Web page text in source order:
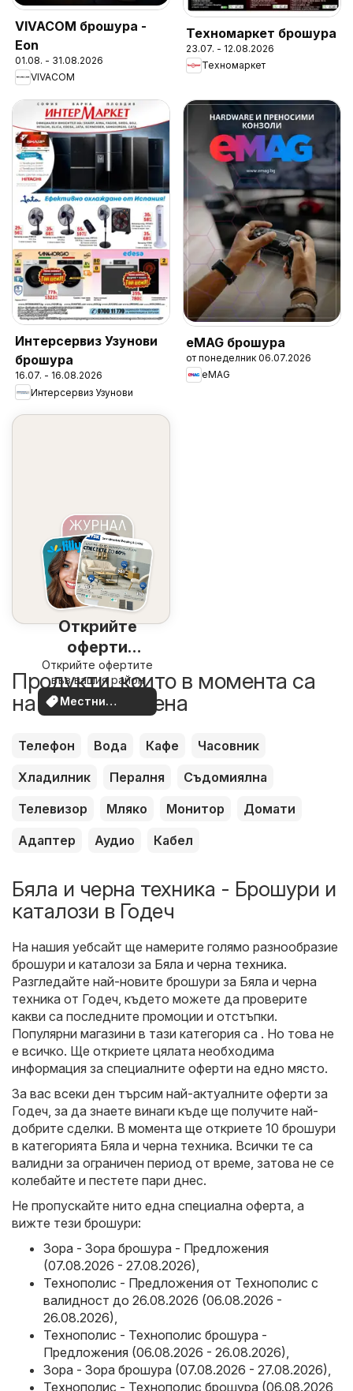
VIVACOM брошура -
Eon
01.08. - 31.08.2026
VIVACOM
Техномаркет брошура
23.07. - 12.08.2026
Техномаркет
Интерсервиз Узунови
брошура
16.07. - 16.08.2026
Интерсервиз Узунови
eMAG брошура
от понеделник 06.07.2026
eMAG
Открийте
оферти
наблизо
Открийте офертите
във вашия район
Местни
оферти
Продукти, които в момента са
на по-добра цена
Телефон Вода Кафе
Часовник
Хладилник
Пералня
Съдомиялна
Телевизор
Мляко Монитор
Домати
Адаптер
Аудио Кабел
Бяла и черна техника - Брошури и
каталози в Годеч
На нашия уебсайт ще намерите голямо разнообразие
брошури и каталози за Бяла и черна техника.
Разгледайте най-новите брошури за Бяла и черна
техника от Годеч, където можете да проверите
какви са последните промоции и отстъпки.
Популярни магазини в тази категория са . Но това не
е всичко. Ще откриете цялата необходима
информация за специалните оферти на едно място.
За вас всеки ден търсим най-актуалните оферти за
Годеч, за да знаете винаги къде ще получите най-
добрите сделки. В момента ще откриете 10 брошури
в категорията Бяла и черна техника. Всички те са
валидни за ограничен период от време, затова не се
колебайте и пестете пари днес.
Не пропускайте нито една специална оферта, а
вижте тези брошури:
Зора - Зора брошура - Предложения
(07.08.2026 - 27.08.2026),
Технополис - Предложения от Технополис с
валидност до 26.08.2026 (06.08.2026 -
26.08.2026),
Технополис - Технополис брошура -
Предложения (06.08.2026 - 26.08.2026),
Зора - Зора брошура (07.08.2026 - 27.08.2026),
Технополис - Технополис брошура (06.08.2026